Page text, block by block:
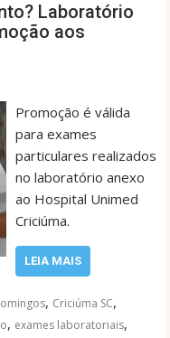
Laboratório
aos
Promoção é válida
para exames
particulares realizados
no laboratório anexo
ao Hospital Unimed
Criciúma.
LEIA MAIS
, Criciúma SC,
, exames laboratoriais,